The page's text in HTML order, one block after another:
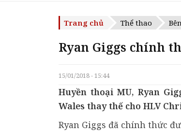
Trang chủ Thể thao
Ryan Giggs chính
15/01/2018 - 15:44
Huyền thoại MU, Ryan
Wales thay thế cho HLV
Ryan Giggs đã chính thức